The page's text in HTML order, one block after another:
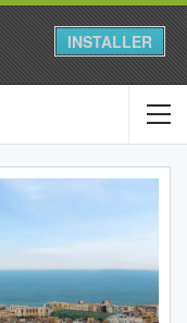
INSTALLER